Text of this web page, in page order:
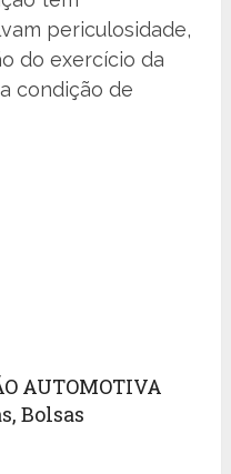
periculosidade,
do exercício da
condição de
AUTOMOTIVA
Bolsas